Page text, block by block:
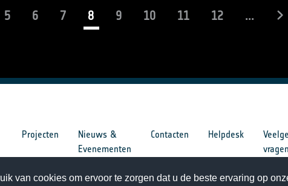
van cookies om ervoor te zorgen dat u de beste ervaring op
5 6 7 8(current)
9 10 11 12 ...
Projecten
Nieuws &
Evenementen
Contacten Helpdesk
vragen